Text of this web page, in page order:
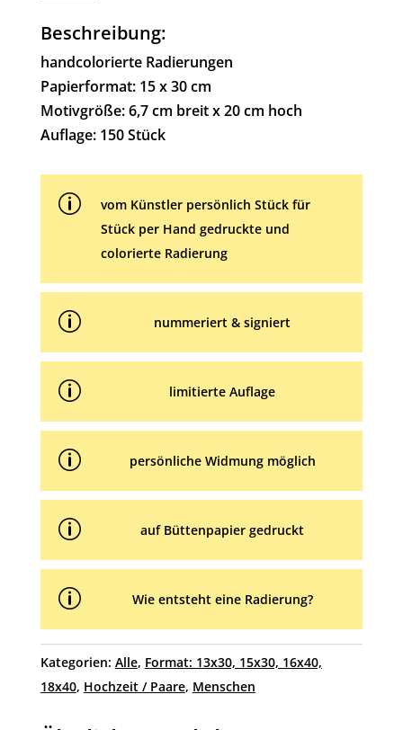
r
n
a
t
i
e
Beschreibung:
handcolorierte Radierungen
Papierformat: 15 x 30 cm
Motivgröße: 6,7 cm breit x 20 cm hoch
Auflage: 150 Stück
p
vom Künstler persönlich Stück für
Stück per Hand gedruckte und
colorierte Radierung
p nummeriert & signiert
p limitierte Auflage
p persönliche Widmung möglich
p auf Büttenpapier gedruckt
p Wie entsteht eine Radierung?
Kategorien: Alle, Format: 13x30, 15x30, 16x40,
18x40, Hochzeit / Paare, Menschen